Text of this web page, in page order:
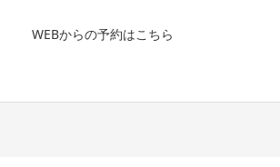
WEBからの予約はこちら